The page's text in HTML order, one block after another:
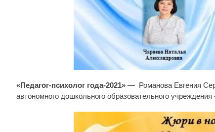
«Педагог-психолог года-2021» — Романова Евгения
автономного дошкольного образовательного